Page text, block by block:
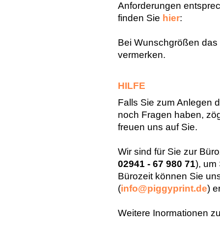
Anforderungen
finden Sie hier:
Bei Wunschgrößen
vermerken.
HILFE
Falls Sie zum Anlegen
noch Fragen haben,
freuen uns auf Sie.
Wir sind für Sie zur
02941 - 67 980 71), um
Bürozeit können Sie
(info@piggyprint.de)
Weitere Inormationen